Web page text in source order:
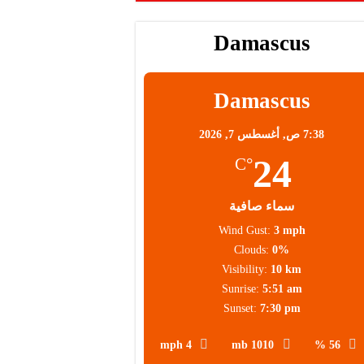
Damascus
Damascus
7:38 ص, أغسطس 7, 2026
24
°C
سماء صافية
56 %
1010 mb
4 mph
Wind Gust: 3 mph
Clouds: 0%
Visibility: 10 km
Sunrise: 5:51 am
Sunset: 7:30 pm